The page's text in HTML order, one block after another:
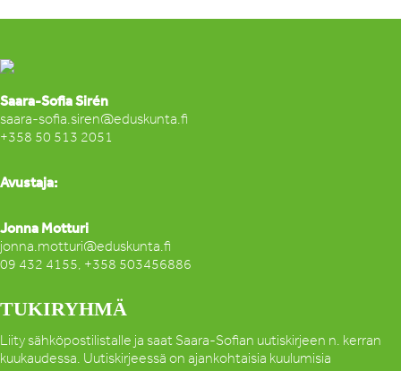
Saara-Sofia Sirén
saara-sofia.siren@eduskunta.fi
+358 50 513 2051
Avustaja:
Jonna Motturi
jonna.motturi@eduskunta.fi
09 432 4155, +358 503456886
TUKIRYHMÄ
Liity sähköpostilistalle ja saat Saara-Sofian uutiskirjeen n. kerran
kuukaudessa. Uutiskirjeessä on ajankohtaisia kuulumisia